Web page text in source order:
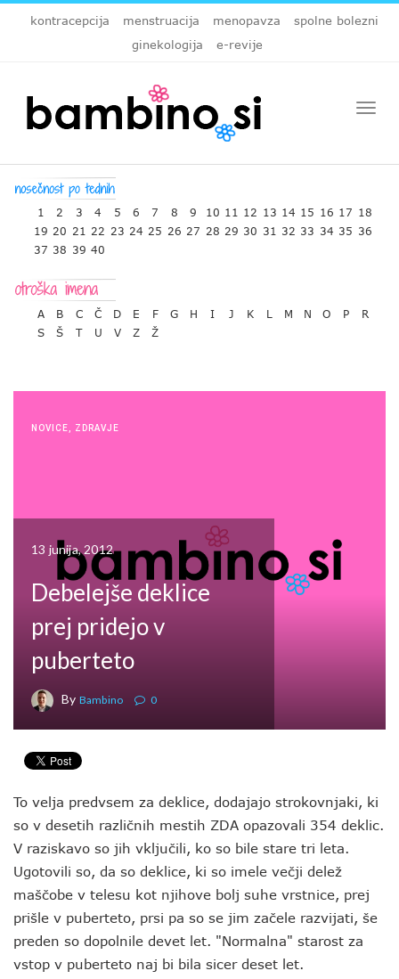
kontracepcija menstruacija menopavza
spolne bolezni
ginekologija
e-revije
1 2 3 4 5 6 7 8 9 10 11 12 13 14 15 16 17 18
19 20 21 22 23 24 25 26 27 28 29 30 31 32 33 34 35 36
37 38 39 40
A B C Č D E F G H I J K L M N O P
R
S
Š T U V Z Ž
NOVICE ZDRAVJE
13 junija, 2012
Debelejše deklice
prej pridejo v
puberteto
By Bambino 0
To velja predvsem za deklice, dodajajo strokovnjaki, ki
so v desetih različnih mestih ZDA opazovali 354 deklic.
V raziskavo so jih vključili, ko so bile stare tri leta.
Ugotovili so, da so deklice, ki so imele večji delež
maščobe v telesu kot njihove bolj suhe vrstnice, prej
prišle v puberteto, prsi pa so se jim začele razvijati, še
preden so dopolnile devet let. "Normalna" starost za
vstop v puberteto naj bi bila sicer deset let.